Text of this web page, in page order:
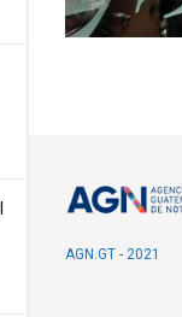
AGN.GT - 2021